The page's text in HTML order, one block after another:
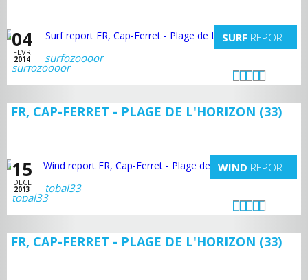
04
FEVR
2014
SURF REPORT
surfozoooor
FR, CAP-FERRET - PLAGE DE L'HORIZON (33)
15
DECE
2013
WIND REPORT
tobal33
FR, CAP-FERRET - PLAGE DE L'HORIZON (33)